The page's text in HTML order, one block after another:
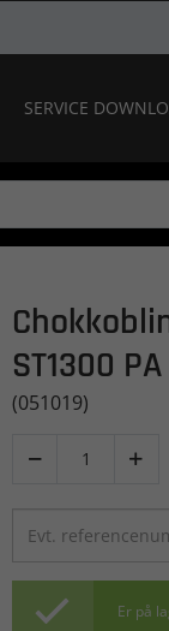
SERVICE
ST1300
(051019)
 
 Er på